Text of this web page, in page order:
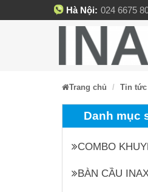
Hà Nội: 024 6675
Trang chủ Tin tức
Danh mục
COMBO
BÀN CẦU